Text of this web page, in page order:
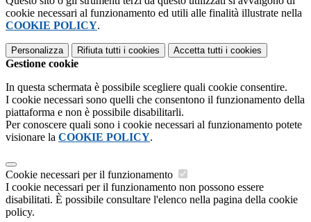
cookie necessari al funzionamento ed utili alle finalità illustrate nella
COOKIE POLICY.
Personalizza Rifiuta tutti i cookies Accetta tutti i cookies
Gestione cookie
In questa schermata è possibile scegliere quali cookie consentire.
I cookie necessari sono quelli che consentono il funzionamento della
piattaforma e non è possibile disabilitarli.
Per conoscere quali sono i cookie necessari al funzionamento potete
visionare la COOKIE POLICY.
Cookie necessari per il funzionamento
I cookie necessari per il funzionamento non possono essere
disabilitati. È possibile consultare l'elenco nella pagina della cookie
policy.